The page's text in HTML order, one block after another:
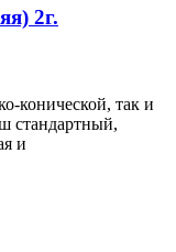
2г.
конической, так и
стандартный,
и